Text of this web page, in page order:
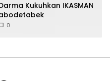
Kukuhkan IKASMAN
0